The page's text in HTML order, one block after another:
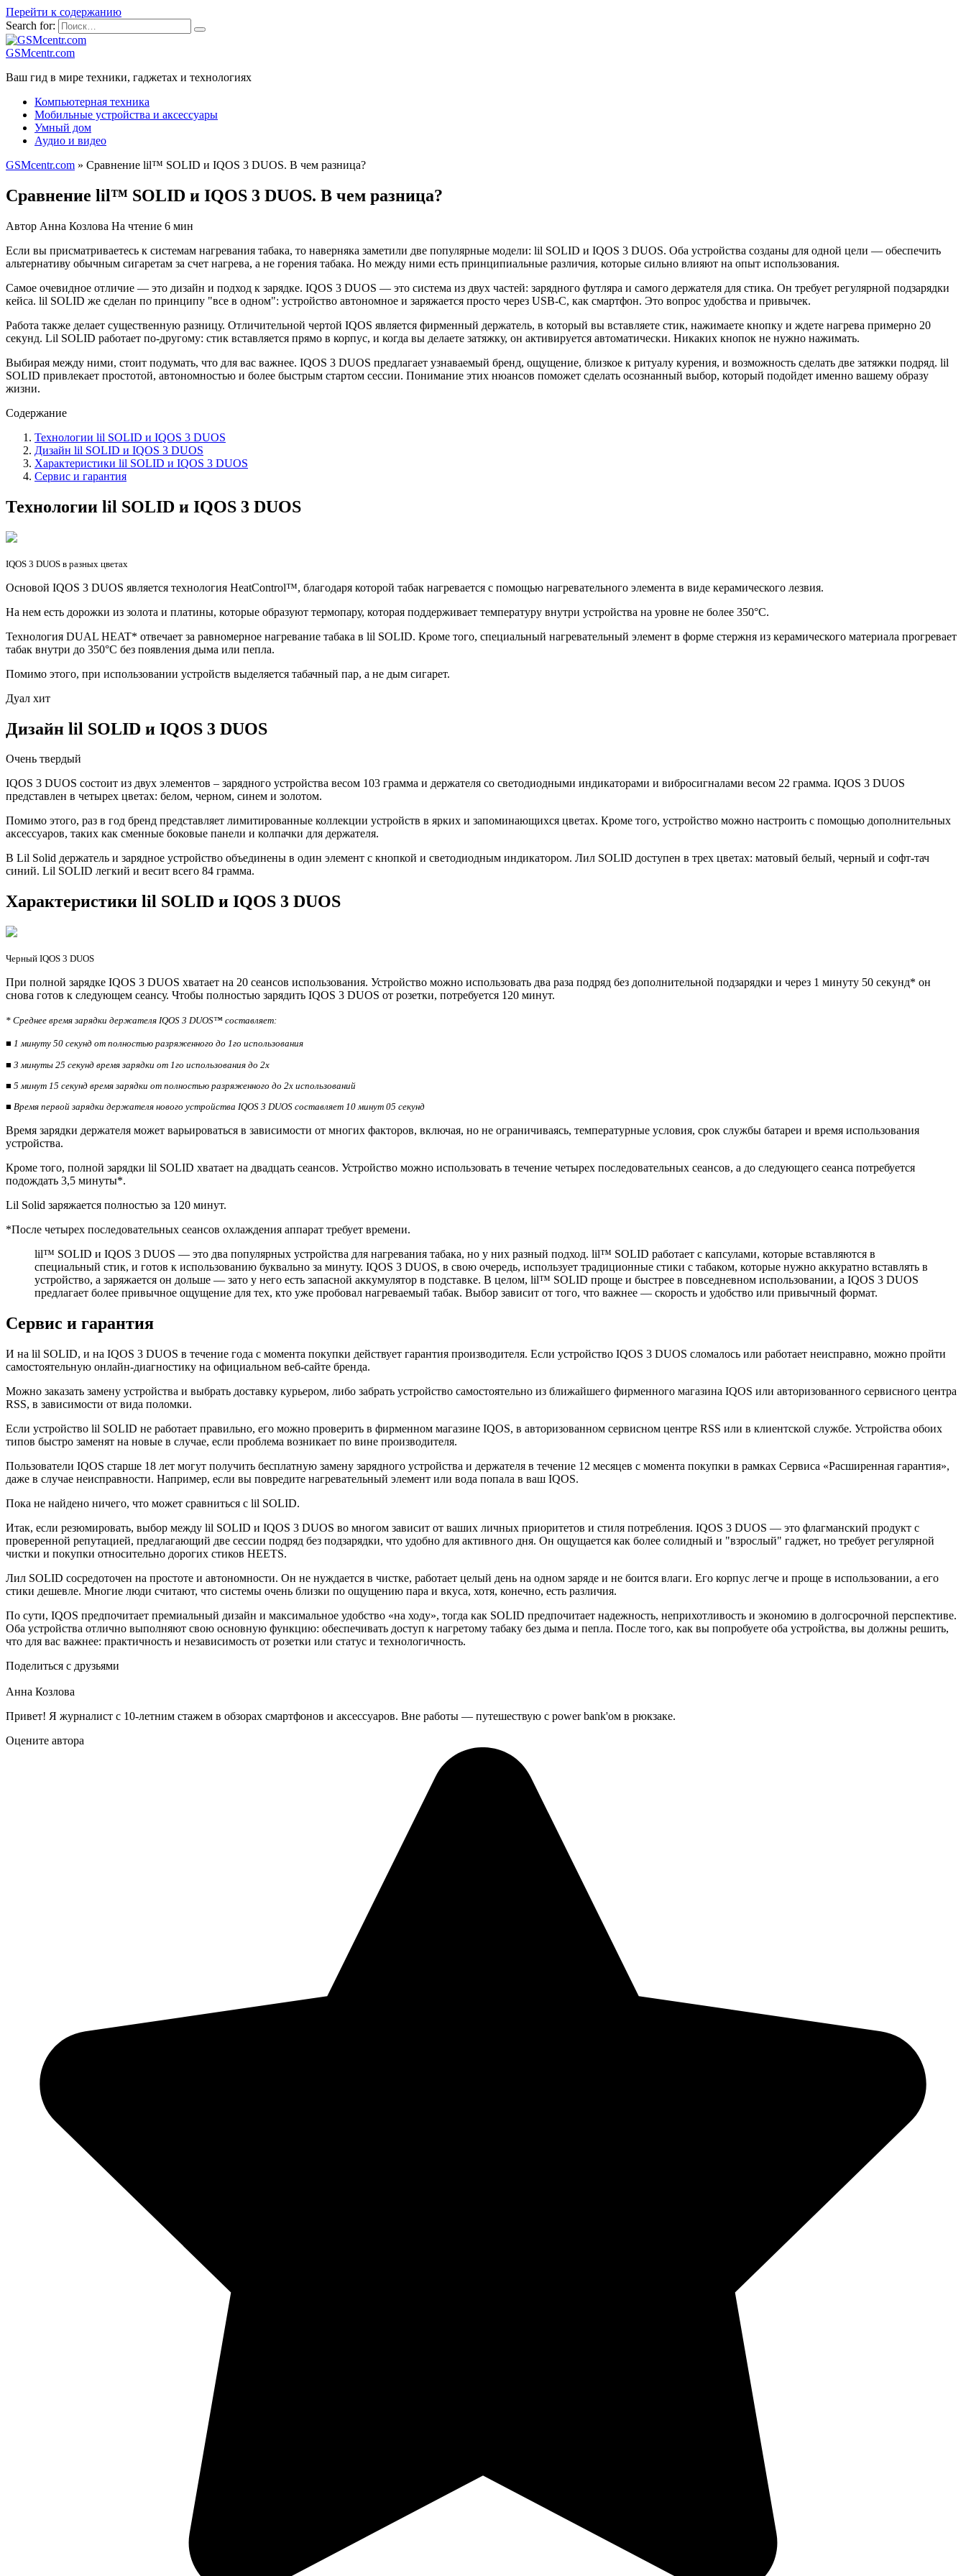
Перейти к содержанию
Search for:
GSMcentr.com
Ваш гид в мире техники, гаджетах и технологиях
Компьютерная техника
Мобильные устройства и аксессуары
Умный дом
Аудио и видео
GSMcentr.com » Сравнение lil™ SOLID и IQOS 3 DUOS. В чем разница?
Сравнение lil™ SOLID и IQOS 3 DUOS. В чем разница?
Автор Анна Козлова На чтение 6 мин
Если вы присматриваетесь к системам нагревания табака, то наверняка заметили две популярные модели: lil SOLID и IQOS 3 DUOS. Оба устройства созданы для одной цели — обеспечить
альтернативу обычным сигаретам за счет нагрева, а не горения табака. Но между ними есть принципиальные различия, которые сильно влияют на опыт использования.
Самое очевидное отличие — это дизайн и подход к зарядке. IQOS 3 DUOS — это система из двух частей: зарядного футляра и самого держателя для стика. Он требует регулярной подзарядки
кейса. lil SOLID же сделан по принципу "все в одном": устройство автономное и заряжается просто через USB-C, как смартфон. Это вопрос удобства и привычек.
Работа также делает существенную разницу. Отличительной чертой IQOS является фирменный держатель, в который вы вставляете стик, нажимаете кнопку и ждете нагрева примерно 20
секунд. Lil SOLID работает по-другому: стик вставляется прямо в корпус, и когда вы делаете затяжку, он активируется автоматически. Никаких кнопок не нужно нажимать.
Выбирая между ними, стоит подумать, что для вас важнее. IQOS 3 DUOS предлагает узнаваемый бренд, ощущение, близкое к ритуалу курения, и возможность сделать две затяжки подряд. lil
SOLID привлекает простотой, автономностью и более быстрым стартом сессии. Понимание этих нюансов поможет сделать осознанный выбор, который подойдет именно вашему образу
жизни.
Содержание
Технологии lil SOLID и IQOS 3 DUOS
Дизайн lil SOLID и IQOS 3 DUOS
Характеристики lil SOLID и IQOS 3 DUOS
Сервис и гарантия
Технологии lil SOLID и IQOS 3 DUOS
IQOS 3 DUOS в разных цветах
Основой IQOS 3 DUOS является технология HeatControl™, благодаря которой табак нагревается с помощью нагревательного элемента в виде керамического лезвия.
На нем есть дорожки из золота и платины, которые образуют термопару, которая поддерживает температуру внутри устройства на уровне не более 350°C.
Технология DUAL HEAT* отвечает за равномерное нагревание табака в lil SOLID. Кроме того, специальный нагревательный элемент в форме стержня из керамического материала прогревает
табак внутри до 350°C без появления дыма или пепла.
Помимо этого, при использовании устройств выделяется табачный пар, а не дым сигарет.
Дуал хит
Дизайн lil SOLID и IQOS 3 DUOS
Очень твердый
IQOS 3 DUOS состоит из двух элементов – зарядного устройства весом 103 грамма и держателя со светодиодными индикаторами и вибросигналами весом 22 грамма. IQOS 3 DUOS
представлен в четырех цветах: белом, черном, синем и золотом.
Помимо этого, раз в год бренд представляет лимитированные коллекции устройств в ярких и запоминающихся цветах. Кроме того, устройство можно настроить с помощью дополнительных
аксессуаров, таких как сменные боковые панели и колпачки для держателя.
В Lil Solid держатель и зарядное устройство объединены в один элемент с кнопкой и светодиодным индикатором. Лил SOLID доступен в трех цветах: матовый белый, черный и софт-тач
синий. Lil SOLID легкий и весит всего 84 грамма.
Характеристики lil SOLID и IQOS 3 DUOS
Черный IQOS 3 DUOS
При полной зарядке IQOS 3 DUOS хватает на 20 сеансов использования. Устройство можно использовать два раза подряд без дополнительной подзарядки и через 1 минуту 50 секунд* он
снова готов к следующем сеансу. Чтобы полностью зарядить IQOS 3 DUOS от розетки, потребуется 120 минут.
* Среднее время зарядки держателя IQOS 3 DUOS™ составляет:
■ 1 минуту 50 секунд от полностью разряженного до 1го использования
■ 3 минуты 25 секунд время зарядки от 1го использования до 2х
■ 5 минут 15 секунд время зарядки от полностью разряженного до 2х использований
■ Время первой зарядки держателя нового устройства IQOS 3 DUOS составляет 10 минут 05 секунд
Время зарядки держателя может варьироваться в зависимости от многих факторов, включая, но не ограничиваясь, температурные условия, срок службы батареи и время использования
устройства.
Кроме того, полной зарядки lil SOLID хватает на двадцать сеансов. Устройство можно использовать в течение четырех последовательных сеансов, а до следующего сеанса потребуется
подождать 3,5 минуты*.
Lil Solid заряжается полностью за 120 минут.
*После четырех последовательных сеансов охлаждения аппарат требует времени.
lil™ SOLID и IQOS 3 DUOS — это два популярных устройства для нагревания табака, но у них разный подход. lil™ SOLID работает с капсулами, которые вставляются в
специальный стик, и готов к использованию буквально за минуту. IQOS 3 DUOS, в свою очередь, использует традиционные стики с табаком, которые нужно аккуратно вставлять в
устройство, а заряжается он дольше — зато у него есть запасной аккумулятор в подставке. В целом, lil™ SOLID проще и быстрее в повседневном использовании, а IQOS 3 DUOS
предлагает более привычное ощущение для тех, кто уже пробовал нагреваемый табак. Выбор зависит от того, что важнее — скорость и удобство или привычный формат.
Сервис и гарантия
И на lil SOLID, и на IQOS 3 DUOS в течение года с момента покупки действует гарантия производителя. Если устройство IQOS 3 DUOS сломалось или работает неисправно, можно пройти
самостоятельную онлайн-диагностику на официальном веб-сайте бренда.
Можно заказать замену устройства и выбрать доставку курьером, либо забрать устройство самостоятельно из ближайшего фирменного магазина IQOS или авторизованного сервисного центра
RSS, в зависимости от вида поломки.
Если устройство lil SOLID не работает правильно, его можно проверить в фирменном магазине IQOS, в авторизованном сервисном центре RSS или в клиентской службе. Устройства обоих
типов быстро заменят на новые в случае, если проблема возникает по вине производителя.
Пользователи IQOS старше 18 лет могут получить бесплатную замену зарядного устройства и держателя в течение 12 месяцев с момента покупки в рамках Сервиса «Расширенная гарантия»,
даже в случае неисправности. Например, если вы повредите нагревательный элемент или вода попала в ваш IQOS.
Пока не найдено ничего, что может сравниться с lil SOLID.
Итак, если резюмировать, выбор между lil SOLID и IQOS 3 DUOS во многом зависит от ваших личных приоритетов и стиля потребления. IQOS 3 DUOS — это флагманский продукт с
проверенной репутацией, предлагающий две сессии подряд без подзарядки, что удобно для активного дня. Он ощущается как более солидный и "взрослый" гаджет, но требует регулярной
чистки и покупки относительно дорогих стиков HEETS.
Лил SOLID сосредоточен на простоте и автономности. Он не нуждается в чистке, работает целый день на одном заряде и не боится влаги. Его корпус легче и проще в использовании, а его
стики дешевле. Многие люди считают, что системы очень близки по ощущению пара и вкуса, хотя, конечно, есть различия.
По сути, IQOS предпочитает премиальный дизайн и максимальное удобство «на ходу», тогда как SOLID предпочитает надежность, неприхотливость и экономию в долгосрочной перспективе.
Оба устройства отлично выполняют свою основную функцию: обеспечивать доступ к нагретому табаку без дыма и пепла. После того, как вы попробуете оба устройства, вы должны решить,
что для вас важнее: практичность и независимость от розетки или статус и технологичность.
Поделиться с друзьями
Анна Козлова
Привет! Я журналист с 10-летним стажем в обзорах смартфонов и аксессуаров. Вне работы — путешествую с power bank'ом в рюкзаке.
Оцените автора